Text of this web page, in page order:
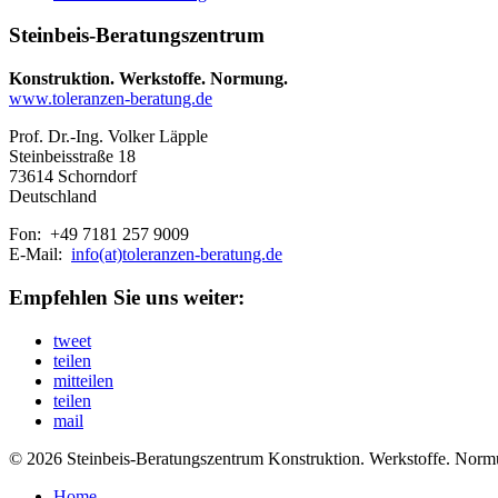
Steinbeis-Beratungszentrum
Konstruktion. Werkstoffe. Normung.
www.toleranzen-beratung.de
Prof. Dr.-Ing. Volker Läpple
Steinbeisstraße 18
73614 Schorndorf
Deutschland
Fon: +49 7181 257 9009
E-Mail: info(at)toleranzen-beratung.de
Empfehlen Sie uns weiter:
tweet
teilen
mitteilen
teilen
mail
© 2026 Steinbeis-Beratungszentrum Konstruktion. Werkstoffe.